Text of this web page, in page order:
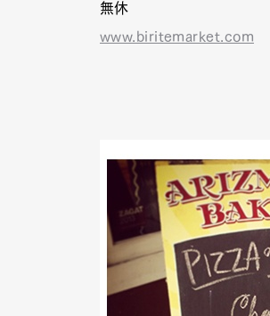
無休
www.biritemarket.com